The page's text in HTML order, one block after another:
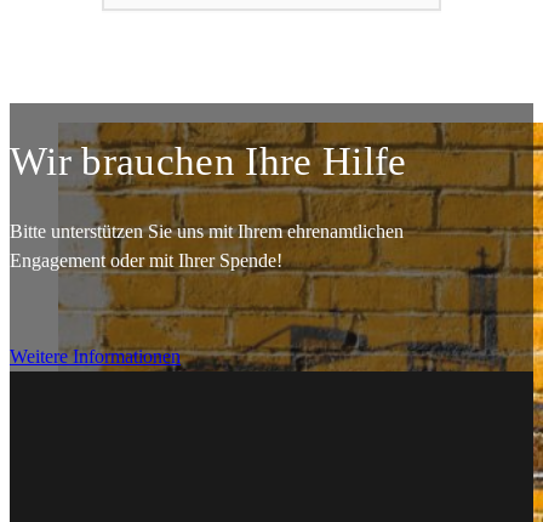
Wir brauchen Ihre Hilfe
Bitte unterstützen Sie uns mit Ihrem ehrenamtlichen
Engagement oder mit Ihrer Spende!
Weitere Informationen